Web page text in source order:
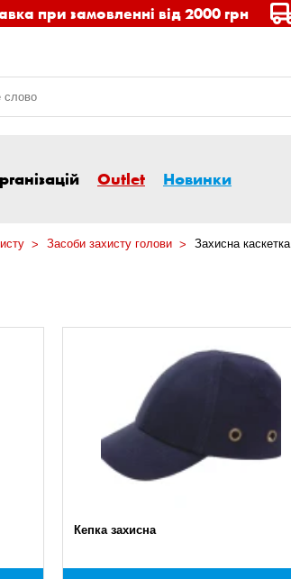
при замовленні від 2000 грн
Outlet Новинки
Засоби захисту голови Захисна каскетка
Кепка захисна